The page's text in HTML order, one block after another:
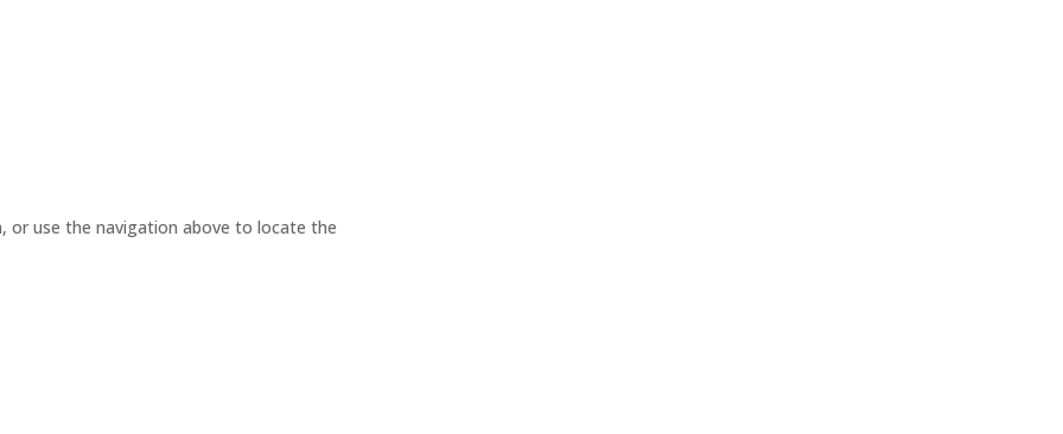
or use the navigation above to locate the